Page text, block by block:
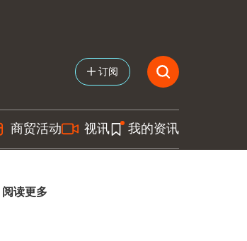
订阅
商贸活动 视讯 我的资讯
阅读更多